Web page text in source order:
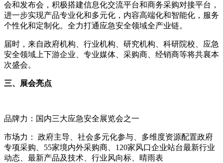
会和发布会，积极搭建信息化交流平台和商务采购对接平台，
进一步实现产品专业化和多元化，内容高端化和智能化，服务
个性化和定制化。全力打通应急安全领域全产业链。
届时，来自政府机构、行业机构、研究机构、科研院校、应急
安全领域上下游企业、专业媒体、采购商、经销商等将共襄本
次盛会。
三、展会亮点
品牌力：国内三大应急安全展览会之一
市场力：
政府主导、社会多元化参与、多维度资源配置政府
专项采购、55家境内外采购商、120家风口企业站台最新行业
动态、最新产品及技术、行业风向标、晴雨表